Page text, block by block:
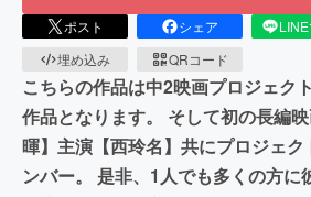
ポスト シェア
埋め込み
QRコード
こちらの作品は中2映画プロジェク
作品となります。 そして初の長編
暉】主演【西玲名】共にプロジェク
ンバー。 是非、1人でも多くの方に